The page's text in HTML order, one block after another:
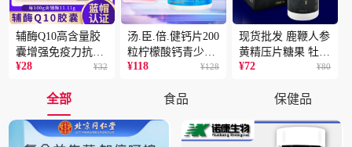
辅酶Q10高含量胶
囊增强免疫力抗氧
化蓝帽保健食品批
¥28 ¥32
汤.臣.倍.健钙片200
粒柠檬酸钙青少年
成人补钙骨骼健康
¥118 ¥128
现货批发 鹿鞭人参
黄精压片糖果 牡蛎
片 男性片剂人参黄
¥72 ¥80
全部 食品 保健品